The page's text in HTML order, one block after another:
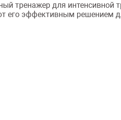
для интенсивной
эффективным решением